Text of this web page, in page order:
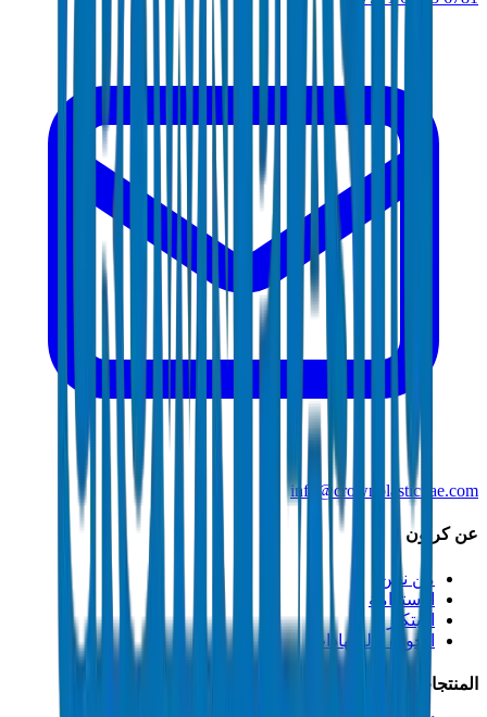
info@crownplasticuae.com
عن كراون
من نحن
الاستدامة
الابتكار
الجودة والشهادات
المنتجات